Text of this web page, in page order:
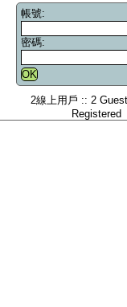
帳號:
密碼:
2線上用戶 :: 2
Registered